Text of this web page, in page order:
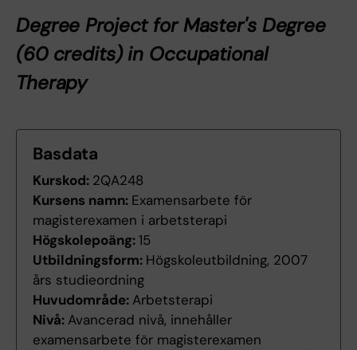
Degree Project for Master's Degree
(60 credits) in Occupational
Therapy
Basdata
Kurskod: 2QA248
Kursens namn: Examensarbete för
magisterexamen i arbetsterapi
Högskolepoäng:15
Utbildningsform: Högskoleutbildning, 2007
års studieordning
Huvudområde: Arbetsterapi
Nivå: Avancerad nivå, innehåller
examensarbete för magisterexamen